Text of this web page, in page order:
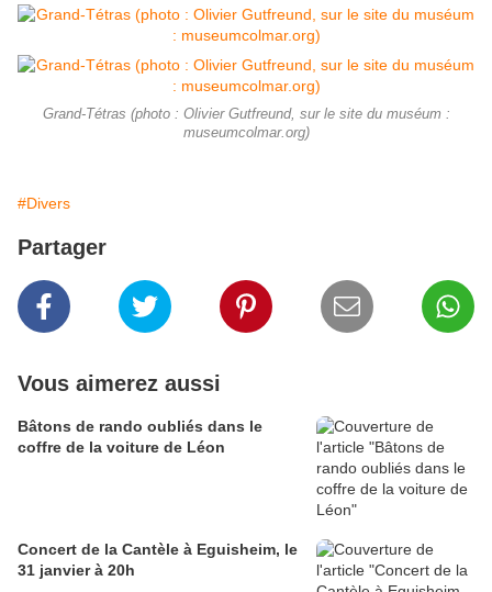
Grand-Tétras (photo : Olivier Gutfreund, sur le site du muséum :
museumcolmar.org)
#Divers
Partager
Vous aimerez aussi
Bâtons de rando oubliés dans le
coffre de la voiture de Léon
Concert de la Cantèle à Eguisheim, le
31 janvier à 20h